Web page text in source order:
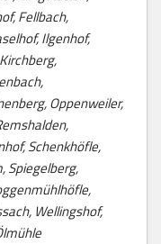
Fellbach,
Ilgenhof,
Oppenweiler,
Schenkhöfle,
Spiegelberg,
Wellingshof,